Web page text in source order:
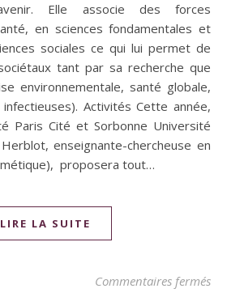
Elle associe des forces
en sciences fondamentales et
sociales ce qui lui permet de
tant par sa recherche que
environnementale, santé globale,
Activités Cette année,
Paris Cité et Sorbonne Université
enseignante-chercheuse en
proposera tout…
LIRE LA SUITE
Commentaires fermés